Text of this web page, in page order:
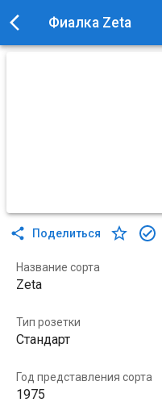
Фиалка Zeta
Поделиться
Название сорта
Zeta
Тип розетки
Стандарт
Год представления сорта
1975